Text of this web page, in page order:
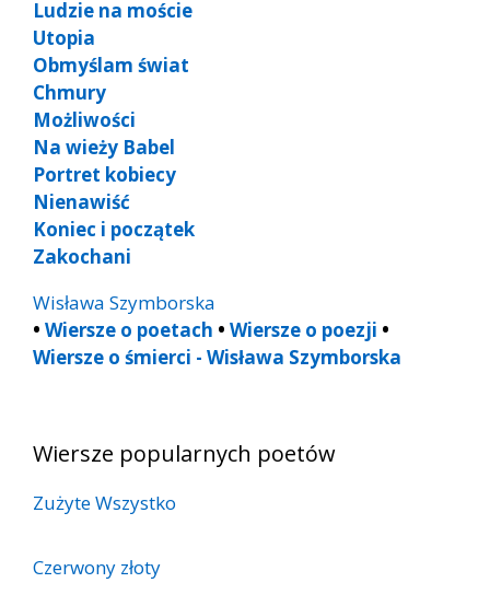
Ludzie na moście
Utopia
Obmyślam świat
Chmury
Możliwości
Na wieży Babel
Portret kobiecy
Nienawiść
Koniec i początek
Zakochani
Wisława Szymborska
• Wiersze o poetach • Wiersze o poezji •
Wiersze o śmierci - Wisława Szymborska
Wiersze popularnych poetów
Zużyte Wszystko
Czerwony złoty